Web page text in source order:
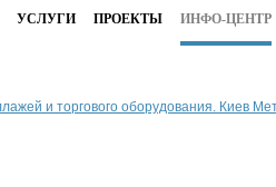
УСЛУГИ ПРОЕКТЫ ИНФО-ЦЕНТР